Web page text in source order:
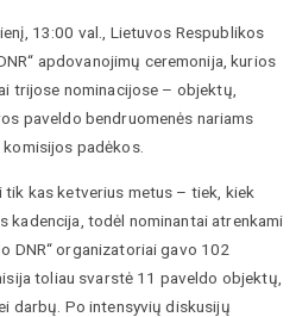
13:00 val., Lietuvos Respublikos
apdovanojimų ceremonija, kurios
trijose nominacijose – objektų,
paveldo bendruomenės nariams
padėkos.
tik kas ketverius metus – tiek, kiek
kadencija, todėl nominantai atrenkami
DNR“ organizatoriai gavo 102
toliau svarstė 11 paveldo objektų,
darbų. Po intensyvių diskusijų